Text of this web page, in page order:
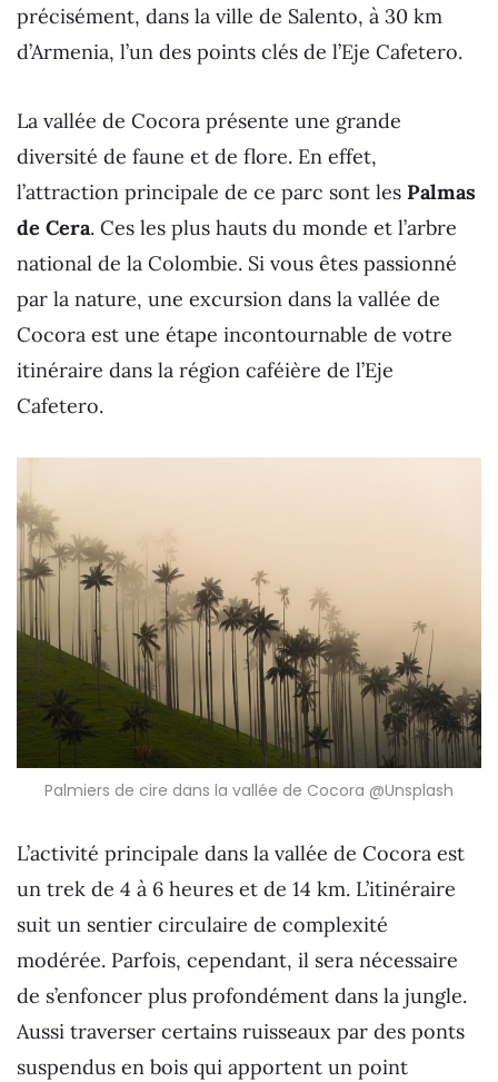
précisément, dans la ville de Salento, à 30 km
d’Armenia, l’un des points clés de l’Eje Cafetero.
La vallée de Cocora présente une grande
diversité de faune et de flore. En effet,
l’attraction principale de ce parc sont les Palmas
de Cera. Ces les plus hauts du monde et l’arbre
national de la Colombie. Si vous êtes passionné
par la nature, une excursion dans la vallée de
Cocora est une étape incontournable de votre
itinéraire dans la région caféière de l’Eje
Cafetero.
Palmiers de cire dans la vallée de Cocora @Unsplash
L’activité principale dans la vallée de Cocora est
un trek de 4 à 6 heures et de 14 km. L’itinéraire
suit un sentier circulaire de complexité
modérée. Parfois, cependant, il sera nécessaire
de s’enfoncer plus profondément dans la jungle.
Aussi traverser certains ruisseaux par des ponts
suspendus en bois qui apportent un point